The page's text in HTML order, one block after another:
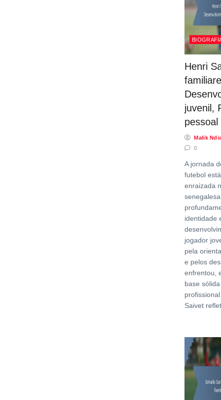
Henri
juvenil,
pessoal
Malik
0
A jornada
futebol
enraizada
identidade
jogador
pela
e pelos
enfrentou,
base
Saivet